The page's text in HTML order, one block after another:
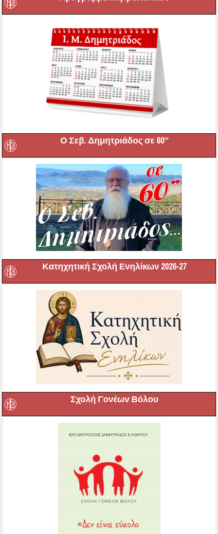
Ο Σεβ. Δημητριάδος σε 60″
Κατηχητική Σχολή Ενηλίκων 2026-27
Σχολή Γονέων Βόλου